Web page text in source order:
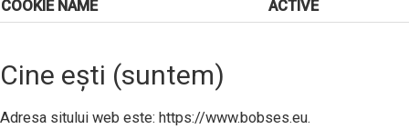
COOKIE NAME
ACTIVE
Cine ești (suntem)
Adresa sitului web este: https://www.bobses.eu.